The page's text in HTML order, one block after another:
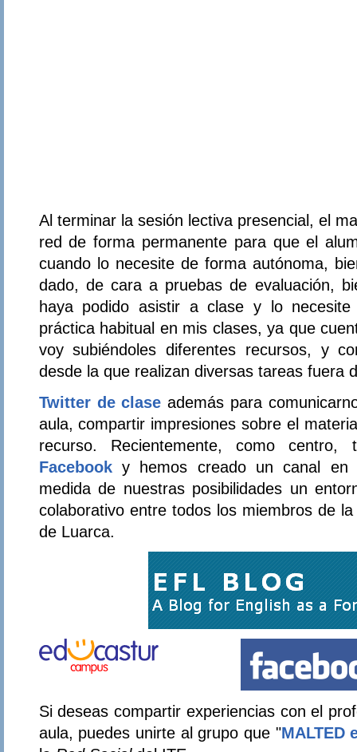
Al terminar la sesión lectiva presencial, el
red de forma permanente para que el
cuando lo necesite de forma autónoma,
dado, de cara a pruebas de evaluación,
haya podido asistir a clase y lo
práctica habitual en mis clases, ya que
voy subiéndoles diferentes recursos, y
desde la que realizan diversas tareas fuera
Twitter de clase además para
aula, compartir impresiones sobre el
recurso. Recientemente, como
Facebooky hemos creado un canal
medida de nuestras posibilidades un
colaborativo entre todos los miembros de
de Luarca.
Si deseas compartir experiencias con el
aula, puedes unirte al grupo que "MALTED